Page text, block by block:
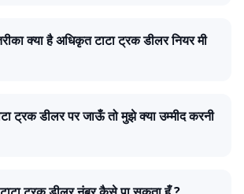
क्या है अधिकृत टाटा ट्रक डीलर नियर मी
ट्रक डीलर पर जाऊँ तो मुझे क्या उम्मीद करनी